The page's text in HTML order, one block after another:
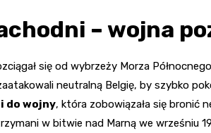
– wojna
się od wybrzeży Morza
neutralną Belgię, by szybko
do wojny, która zobowiązała się bronić
w bitwie nad Marną we wrześniu